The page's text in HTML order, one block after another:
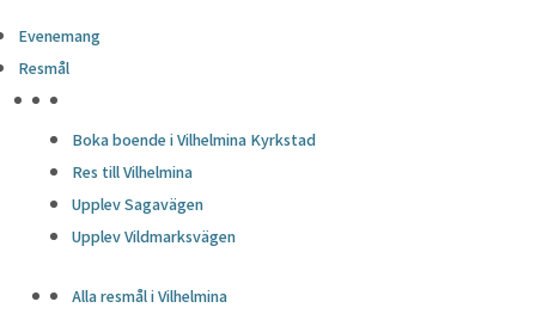
Evenemang
Resmål
Boka boende i Vilhelmina Kyrkstad
Res till Vilhelmina
Upplev Sagavägen
Upplev Vildmarksvägen
Alla resmål i Vilhelmina